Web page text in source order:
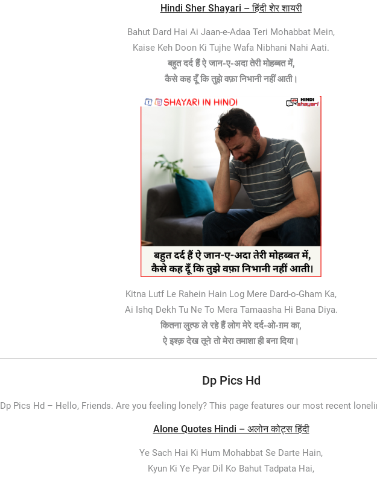
Hindi Sher Shayari – हिंदी शेर शायरी
Bahut Dard Hai Ai Jaan-e-Adaa Teri Mohabbat Mein,
Kaise Keh Doon Ki Tujhe Wafa Nibhani Nahi Aati.
बहुत दर्द हैं ऐ जान-ए-अदा तेरी मोहब्बत में,
कैसे कह दूँ कि तुझे वफ़ा निभानी नहीं आती।
Kitna Lutf Le Rahein Hain Log Mere Dard-o-Gham Ka,
Ai Ishq Dekh Tu Ne To Mera Tamaasha Hi Bana Diya.
कितना लुत्फ ले रहे हैं लोग मेरे दर्द-ओ-ग़म का,
ऐ इश्क़ देख तूने तो मेरा तमाशा ही बना दिया।
Dp Pics Hd
Dp Pics Hd – Hello, Friends. Are you feeling lonely? This page features our most recent
Alone Quotes Hindi – अलोन कोट्स हिंदी
Ye Sach Hai Ki Hum Mohabbat Se Darte Hain,
Kyun Ki Ye Pyar Dil Ko Bahut Tadpata Hai,